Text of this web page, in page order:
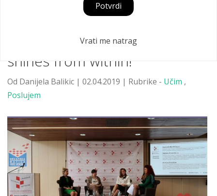
Potvrdi
Vrati me natrag
Nothing can dim the light that
shines from within!
Od Danijela Balikic | 02.04.2019 | Rubrike - Učim ,
Poslujem